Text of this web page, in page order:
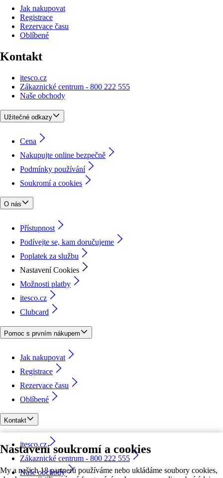
Nastavení soukromí a cookies
My a našich 18 partnerů používáme nebo ukládáme soubory cookies,
Jak nakupovat
Registrace
Rezervace času
Oblíbené
Kontakt
itesco.cz
Zákaznické centrum - 800 222 555
Naše obchody
Užitečné odkazy
Cena
Nakupujte online bezpečně
Podmínky používání
Soukromí a cookies
O nás
Přístupnost
Podívejte se, kam doručujeme
Poplatek za službu
Nastavení Cookies
Možnosti platby
itesco.cz
Clubcard
Pomoc s prvním nákupem
Jak nakupovat
Registrace
Rezervace času
Oblíbené
Kontakt
itesco.cz
Zákaznické centrum - 800 222 555
Naše obchody